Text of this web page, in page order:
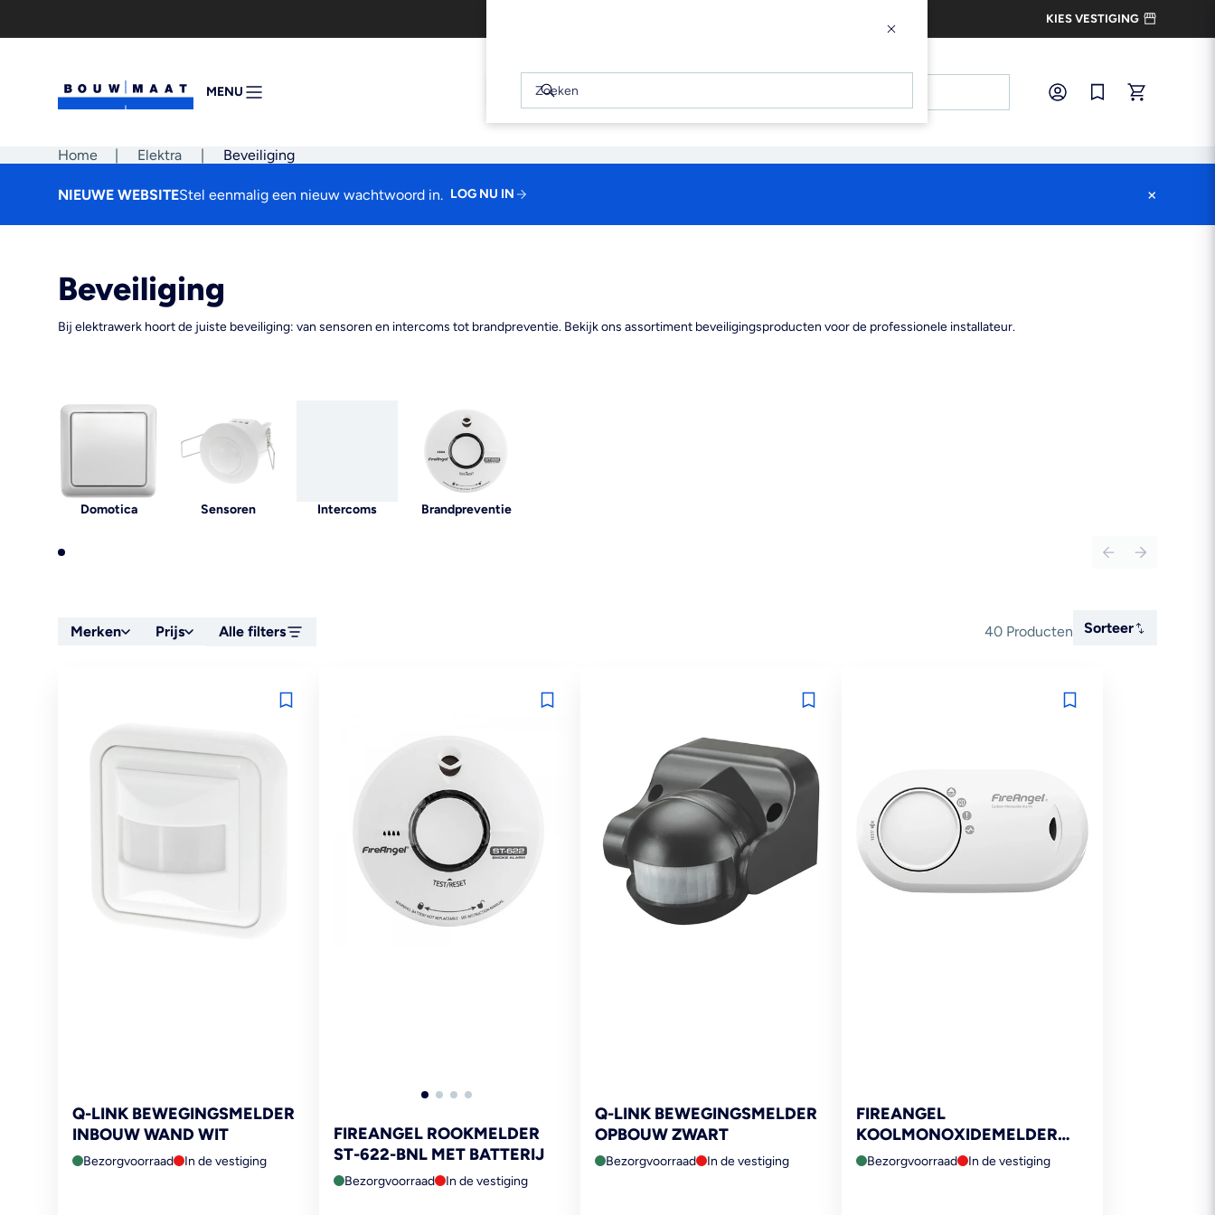
KIES VESTIGING
MENU
MENU Inloggen Snel bestellen
Home | Elektra | Beveiliging
NIEUWE WEBSITEStel eenmalig een nieuw wachtwoord in. LOG NU IN ×
Beveiliging
Bij elektrawerk hoort de juiste beveiliging: van sensoren en intercoms tot brandpreventie. Bekijk ons assortiment beveiligingsproducten voor de professionele installateur.
Domotica Sensoren Intercoms Brandpreventie
Merken Prijs Alle filters 40 Producten
Sorteer
Sorteer
Q-LINK BEWEGINGSMELDER
INBOUW WAND WIT
Bezorgvoorraad In de vestiging
FIREANGEL ROOKMELDER
ST-622-BNL MET BATTERIJ
Bezorgvoorraad In de vestiging
Q-LINK BEWEGINGSMELDER
OPBOUW ZWART
Bezorgvoorraad In de vestiging
FIREANGEL
KOOLMONOXIDEMELDER
FA3820-EUX10
Bezorgvoorraad In de vestiging
×
Je winkelwagen is leeg
×
Zoeken